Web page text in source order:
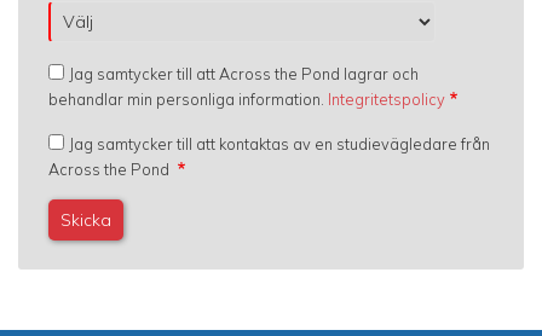
Jag samtycker till att Across the Pond lagrar och
behandlar min personliga information. Integritetspolicy
Jag samtycker till att kontaktas av en studievägledare från
Across the Pond